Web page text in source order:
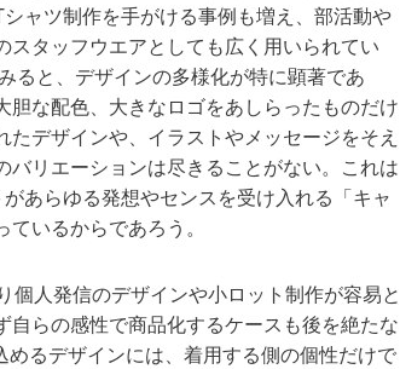
ャツ制作を手がける事例も増え、部活動や
スタッフウエアとしても広く用いられてい
ると、デザインの多様化が特に顕著であ
胆な配色、大きなロゴをあしらったものだけ
デザインや、イラストやメッセージをそえ
バリエーションは尽きることがない。これは
あらゆる発想やセンスを受け入れる「キャ
いるからであろう。
個人発信のデザインや小ロット制作が容易と
自らの感性で商品化するケースも後を絶たな
めるデザインには、着用する側の個性だけで